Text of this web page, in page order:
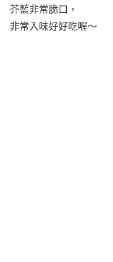
芥藍非常脆口，
非常入味好好吃喔～